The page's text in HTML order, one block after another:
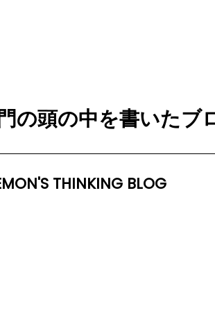
の頭の中を書いたブ
THINKING BLOG